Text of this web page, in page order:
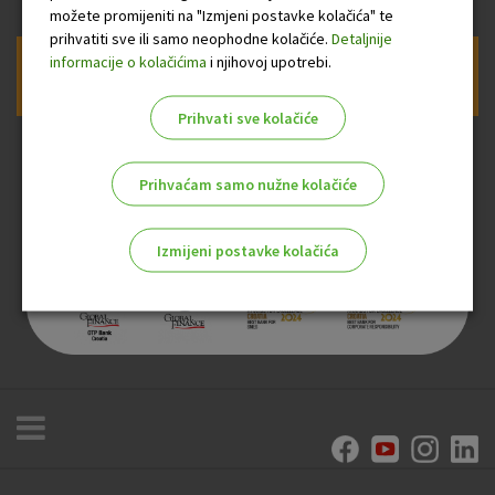
Prijava na newsletter OTP banke
možete promijeniti na "Izmjeni postavke kolačića" te
prihvatiti sve ili samo neophodne kolačiće. Detaljnije
informacije o kolačićima i njihovoj upotrebi.
Prihvati sve kolačiće
Prihvaćam samo nužne kolačiće
Izmijeni postavke kolačića